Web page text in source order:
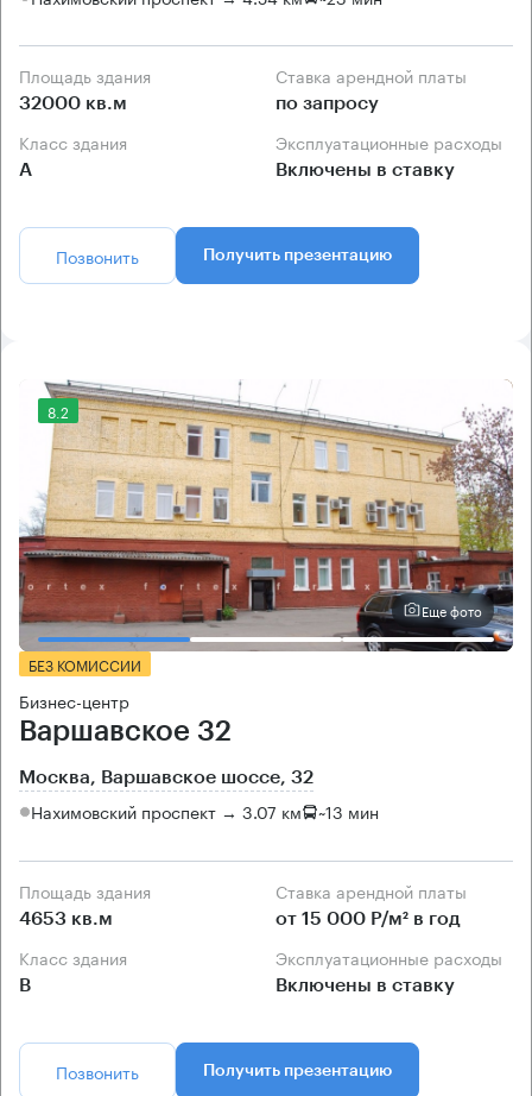
Площадь здания
32000 кв.м
Ставка арендной платы
по запросу
Класс здания
А
Эксплуатационные расходы
Включены в ставку
Позвонить Получить презентацию
8.2
Еще фото
БЕЗ КОМИССИИ
Бизнес-центр
Варшавское 32
Москва, Варшавское шоссе, 32
Нахимовский проспект → 3.07 км ~13 мин
Площадь здания
4653 кв.м
Ставка арендной платы
от 15 000 Р/м² в год
Класс здания
B
Эксплуатационные расходы
Включены в ставку
Позвонить Получить презентацию